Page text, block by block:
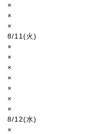
×
×
×
8/11(火)
×
×
×
×
×
×
×
8/12(水)
×